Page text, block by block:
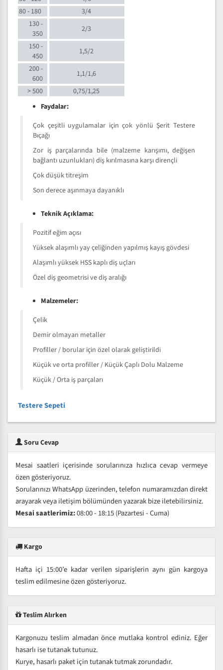
80 - 180
3/4
130 -
350
2/3
150 -
450
1,5/2
200 -
600
1,1/1,6
> 500
0,75/1,25
Faydalar:
Çok çeşitli uygulamalar için çok yönlü Şerit Testere
Bıçağı
Zor iş parçalarında bile (malzeme karışımı, değişen
bağlantı uzunlukları) diş kırılmasına karşı dirençli
Çok düşük titreşim
Son derece aşınmaya dayanıklı
Teknik Açıklama:
Pozitif eğim açısı
Yüksek alaşımlı yay çeliğinden yapılmış kayış gövdesi
Alaşımlı yüksek HSS kaplı diş uçları
Özel diş geometrisi ve diş aralığı
Malzemeler:
Çelik
Demir olmayan metaller
Profiller / borular için özel olarak geliştirildi
Küçük ve orta profiller / Küçük Çaplı Dolu Malzeme
Küçük / Orta iş parçaları
Testere Sepeti
Soru Cevap
Mesai saatleri içerisinde sorularınıza hızlıca cevap vermeye
özen gösteriyoruz.
Sorularınızı WhatsApp üzerinden, telefon numaramızdan direkt
arayarak veya iletişim bölümünden yazarak bize iletebilirsiniz.
Mesai saatlerimiz:08:00 - 18:15 (Pazartesi - Cuma)
Kargo
Hafta içi 15:00’e kadar verilen siparişlerin aynı gün kargoya
teslim edilmesine özen gösteriyoruz.
Teslim Alırken
Kargonuzu teslim almadan önce mutlaka kontrol ediniz. Eğer
hasarlı ise tutanak tutunuz.
Kurye, hasarlı paket için tutanak tutmak zorundadır.